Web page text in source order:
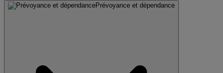
Prévoyance et dépendance